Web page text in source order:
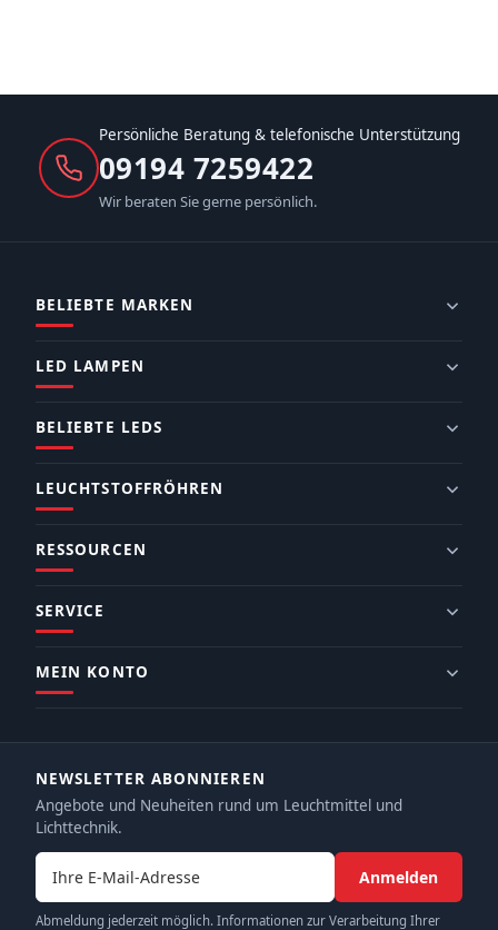
Persönliche Beratung & telefonische Unterstützung
09194 7259422
Wir beraten Sie gerne persönlich.
BELIEBTE MARKEN
LED LAMPEN
BELIEBTE LEDS
LEUCHTSTOFFRÖHREN
RESSOURCEN
SERVICE
MEIN KONTO
NEWSLETTER ABONNIEREN
Angebote und Neuheiten rund um Leuchtmittel und
Lichttechnik.
E-Mail-Adresse
Anmelden
Abmeldung jederzeit möglich. Informationen zur Verarbeitung Ihrer